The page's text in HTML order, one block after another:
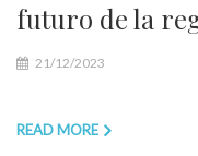
futuro de la
21/12/2023
READ MORE